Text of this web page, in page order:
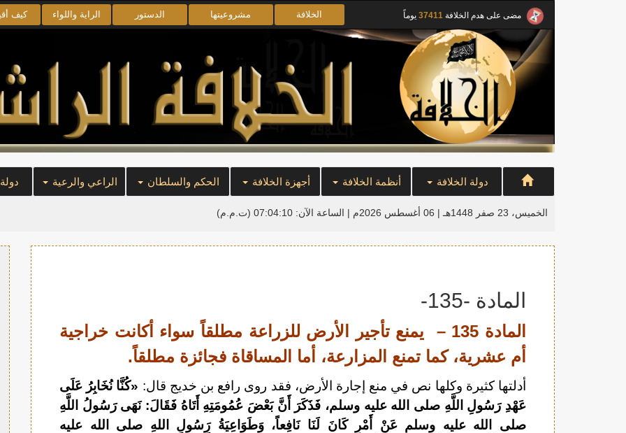
مضى على هدم الخلافة 37411 يوماً الخلافة مشروعيتها الدستور الراية واللواء كيف
دولة الخلافة أنظمة الخلافة أجهزة الخلافة الحكم والسلطان الراعي والرعية
الخميس، 23 صفر 1448هـ | 06 أغسطس 2026م | الساعة الآن: 07:04:12 (ت.م.م)
المادة -135-
المادة 135 – يمنع تأجير الأرض للزراعة مطلقاً سواء أكانت خراجية
أم عشرية، كما تمنع المزارعة، أما المساقاة فجائزة مطلقاً.
أدلتها كثيرة وكلها نص في منع إجارة الأرض، فقد روى رافع بن خديج قال: «كُنَّا نُخَابِرُ عَلَى
عَهْدِ رَسُولِ اللَّهِ صلى الله عليه وسلم، فَذَكَرَ أَنَّ بَعْضَ عُمُومَتِهِ أَتَاهُ فَقَالَ: نَهَى رَسُولُ اللَّهِ
صلى الله عليه وسلم عَنْ أَمْرٍ كَانَ لَنَا نَافِعاً، وَطَوَاعِيَةُ رَسُولِ اللهِ صلى الله عليه